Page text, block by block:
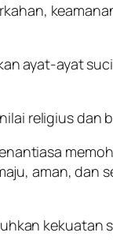
ayat-ayat suci
religius dan
aman, dan
kekuatan